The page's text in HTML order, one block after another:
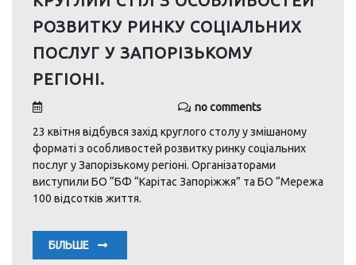
РОЗВИТКУ РИНКУ СОЦІАЛЬНИХ
ПОСЛУГ У ЗАПОРІЗЬКОМУ
РЕГІОНІ.
no comments
23 квітня відбувся захід круглого столу у змішаному
форматі з особливостей розвитку ринку соціальних
послуг у Запорізькому регіоні. Організаторами
виступили БО “БФ “Карітас Запоріжжя” та БО “Мережа
100 відсотків життя.
БІЛЬШЕ